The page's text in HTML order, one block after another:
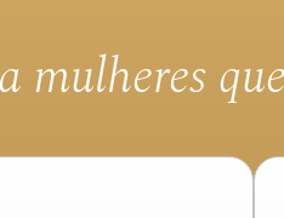
mulheres